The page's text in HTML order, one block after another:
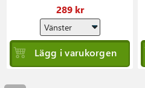
289 kr
Lägg i varukorgen